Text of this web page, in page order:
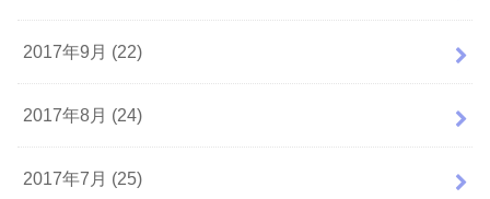
2017年9月 (22)
2017年8月 (24)
2017年7月 (25)